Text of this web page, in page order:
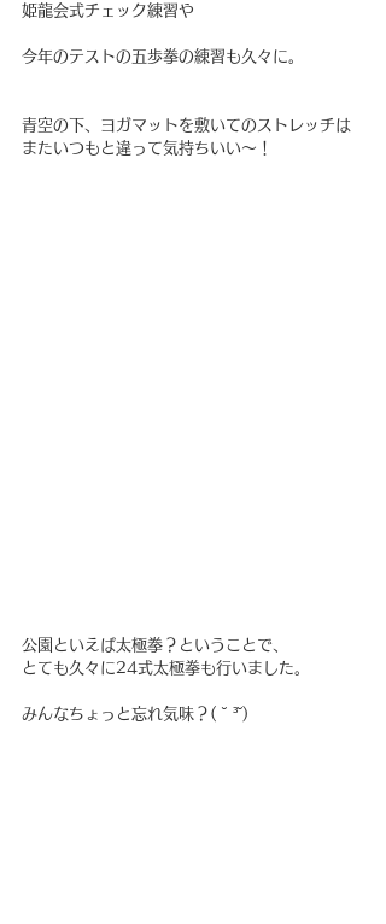
姫龍会式チェック練習や
今年のテストの五歩拳の練習も久々に。
青空の下、ヨガマットを敷いてのストレッチは
またいつもと違って気持ちいい〜！
公園といえば太極拳？ということで、
とても久々に24式太極拳も行いました。
みんなちょっと忘れ気味？( ˘ ³˘)